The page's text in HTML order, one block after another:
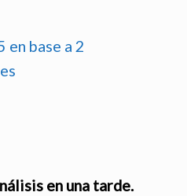
en base a 2
en una tarde.